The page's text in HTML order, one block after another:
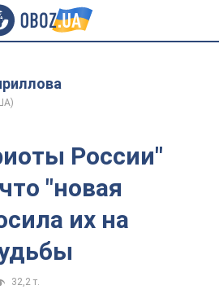
России"
"новая
их на
32,2 т.